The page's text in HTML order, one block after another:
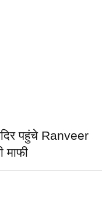
पहुंचे Ranveer
माफी